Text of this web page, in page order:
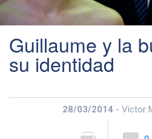
Guillaume y la
su identidad
28/03/2014- Víctor